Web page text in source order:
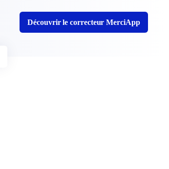
Découvrir le correcteur MerciApp